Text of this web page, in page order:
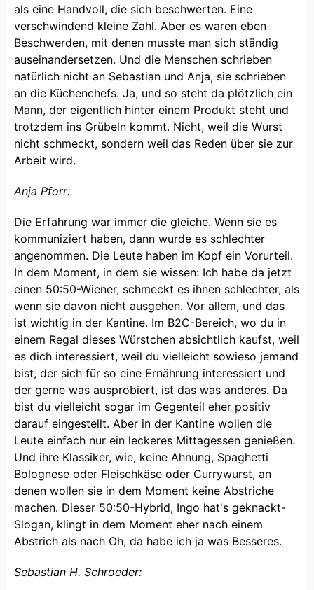
als eine Handvoll, die sich beschwerten. Eine
verschwindend kleine Zahl. Aber es waren eben
Beschwerden, mit denen musste man sich ständig
auseinandersetzen. Und die Menschen schrieben
natürlich nicht an Sebastian und Anja, sie schrieben
an die Küchenchefs. Ja, und so steht da plötzlich ein
Mann, der eigentlich hinter einem Produkt steht und
trotzdem ins Grübeln kommt. Nicht, weil die Wurst
nicht schmeckt, sondern weil das Reden über sie zur
Arbeit wird.
Anja Pforr:
Die Erfahrung war immer die gleiche. Wenn sie es
kommuniziert haben, dann wurde es schlechter
angenommen. Die Leute haben im Kopf ein Vorurteil.
In dem Moment, in dem sie wissen: Ich habe da jetzt
einen 50:50-Wiener, schmeckt es ihnen schlechter, als
wenn sie davon nicht ausgehen. Vor allem, und das
ist wichtig in der Kantine. Im B2C-Bereich, wo du in
einem Regal dieses Würstchen absichtlich kaufst, weil
es dich interessiert, weil du vielleicht sowieso jemand
bist, der sich für so eine Ernährung interessiert und
der gerne was ausprobiert, ist das was anderes. Da
bist du vielleicht sogar im Gegenteil eher positiv
darauf eingestellt. Aber in der Kantine wollen die
Leute einfach nur ein leckeres Mittagessen genießen.
Und ihre Klassiker, wie, keine Ahnung, Spaghetti
Bolognese oder Fleischkäse oder Currywurst, an
denen wollen sie in dem Moment keine Abstriche
machen. Dieser 50:50-Hybrid, Ingo hat's geknackt-
Slogan, klingt in dem Moment eher nach einem
Abstrich als nach Oh, da habe ich ja was Besseres.
Sebastian H. Schroeder: